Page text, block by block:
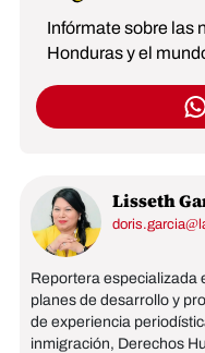
Infórmate sobre las
Honduras y el
Lisseth
Reportera especializada
planes de desarrollo y
de experiencia
inmigración, Derechos